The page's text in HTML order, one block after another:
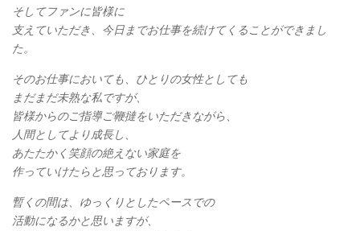
そしてファンに皆様に
支えていただき、今日までお仕事を続けてくることができまし
た。
そのお仕事においても、ひとりの女性としても
まだまだ未熟な私ですが、
皆様からのご指導ご鞭撻をいただきながら、
人間としてより成長し、
あたたかく笑顔の絶えない家庭を
作っていけたらと思っております。
暫くの間は、ゆっくりとしたペースでの
活動になるかと思いますが、